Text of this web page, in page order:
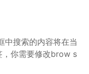
搜索的内容将在当
，你需要修改brow s